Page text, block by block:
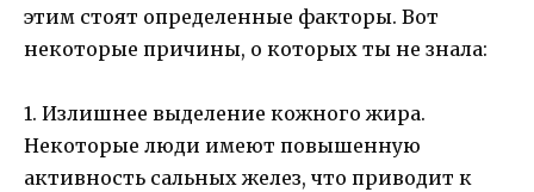
этим стоят определенные факторы. Вот
некоторые причины, о которых ты не знала:
1. Излишнее выделение кожного жира.
Некоторые люди имеют повышенную
активность сальных желез, что приводит к